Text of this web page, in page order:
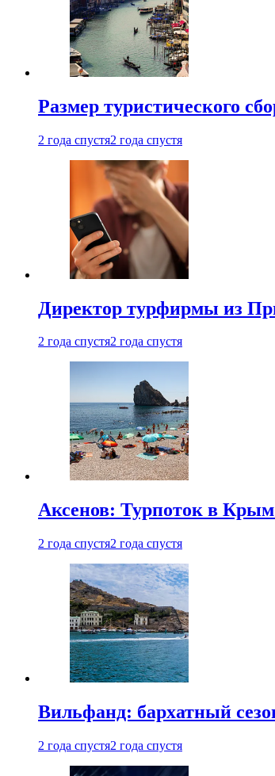
Размер туристического
2 года спустя2 года спустя
Директор турфирмы из
2 года спустя2 года спустя
Аксенов: Турпоток в
2 года спустя2 года спустя
Вильфанд: бархатный
2 года спустя2 года спустя